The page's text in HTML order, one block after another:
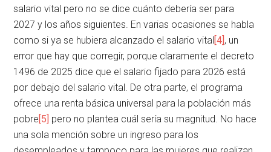
salario vital pero no se dice cuánto debería ser para
2027 y los años siguientes. En varias ocasiones se habla
como si ya se hubiera alcanzado el salario vital[4], un
error que hay que corregir, porque claramente el decreto
1496 de 2025 dice que el salario fijado para 2026 está
por debajo del salario vital. De otra parte, el programa
ofrece una renta básica universal para la población más
pobre[5] pero no plantea cuál sería su magnitud. No hace
una sola mención sobre un ingreso para los